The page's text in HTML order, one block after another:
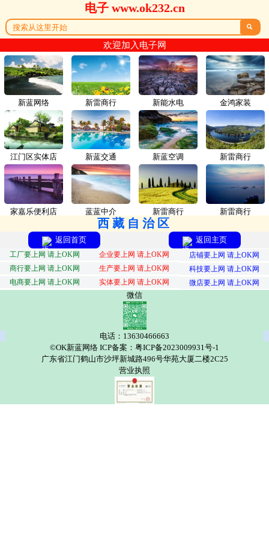
电子 www.ok232.cn

欢迎加入电子网
新蓝网络 新雷商行
江门区实体店 新蓝交通
家嘉乐便利店 蓝蓝中介
新能水电 金鸿家装
新蓝空调 新雷商行
新雷商行 新雷商行
西藏自治区
返回首页 返回主页
工厂要上网 请上OK网 企业要上网 请上OK网
店铺要上网 请上OK网
商行要上网 请上OK网
生产要上网 请上OK网
科技要上网 请上OK网
电商要上网 请上OK网
实体要上网 请上OK网 微店要上网 请上OK网
微信
电话：13630466663
©OK新蓝网络 ICP备案：粤ICP备2023009931号-1
广东省江门鹤山市沙坪新城路496号华苑大厦二楼2C25
营业执照